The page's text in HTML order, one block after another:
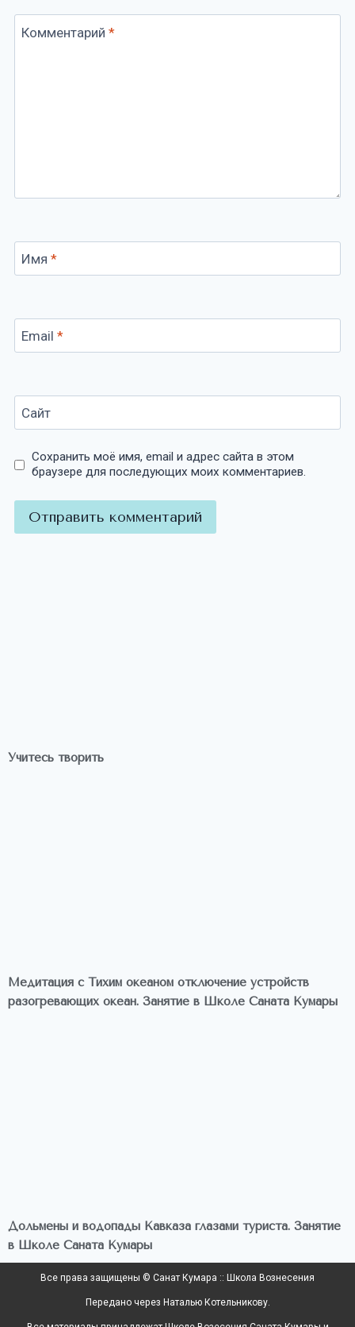
Комментарий *
Имя *
Email *
Сайт
Сохранить моё имя, email и адрес сайта в этом
браузере для последующих моих комментариев.
Учитесь творить
Медитация с Тихим океаном отключение устройств
разогревающих океан. Занятие в Школе Саната Кумары
Дольмены и водопады Кавказа глазами туриста. Занятие
в Школе Саната Кумары
Все права защищены © Санат Кумара :: Школа Вознесения
Передано через Наталью Котельникову.